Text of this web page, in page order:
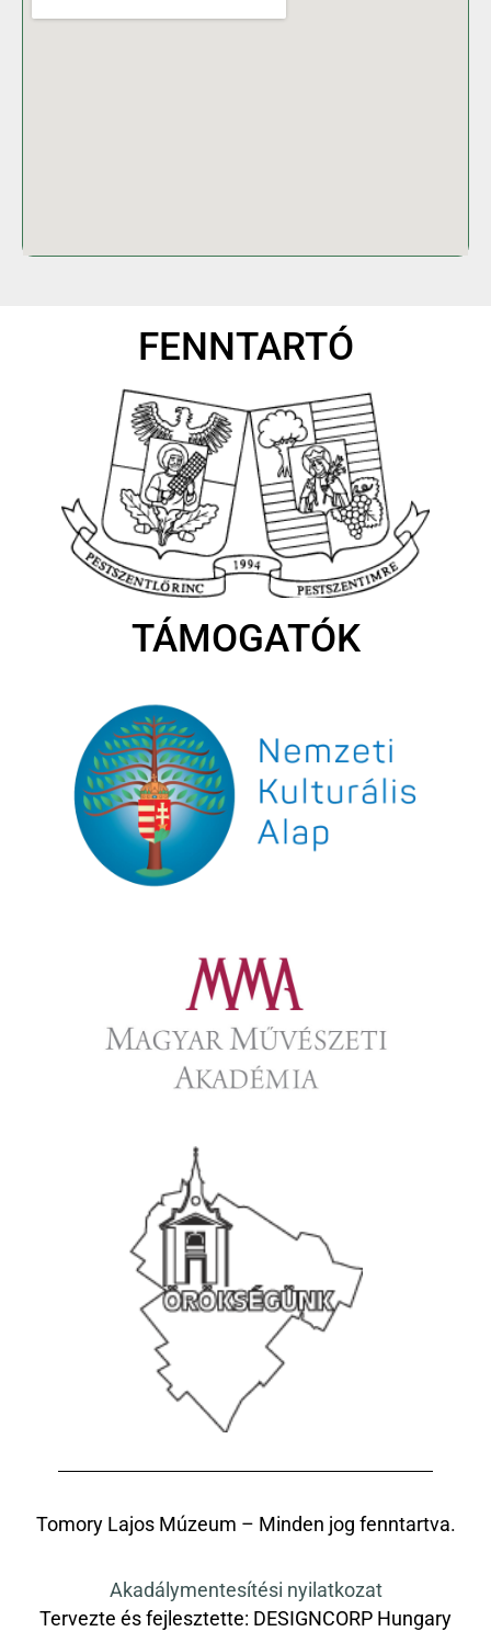
FENNTARTÓ
TÁMOGATÓK
Tomory Lajos Múzeum – Minden jog fenntartva.
Akadálymentesítési nyilatkozat
Tervezte és fejlesztette: DESIGNCORP Hungary